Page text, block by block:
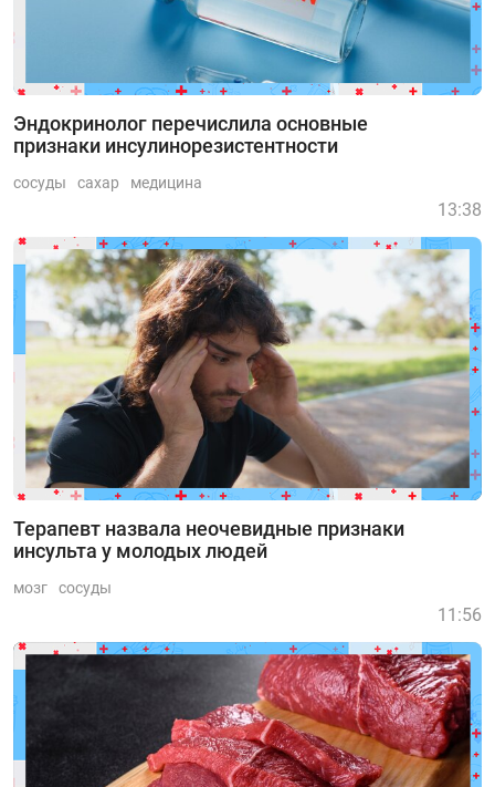
Эндокринолог перечислила основные
признаки инсулинорезистентности
сосуды сахар медицина
Терапевт назвала неочевидные признаки
инсульта у молодых людей
13:38
мозг сосуды
11:56